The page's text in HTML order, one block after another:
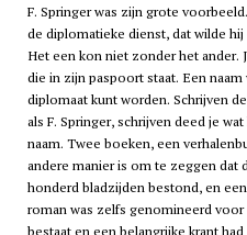
F. Springer was zijn grote
de diplomatieke dienst, dat wilde
Het een kon niet zonder het ander.
die in zijn paspoort staat. Een
diplomaat kunt worden. Schrijven
als F. Springer, schrijven deed je
naam. Twee boeken, een
andere manier is om te zeggen dat
honderd bladzijden bestond, en
roman was zelfs genomineerd
bestaat en een belangrijke krant